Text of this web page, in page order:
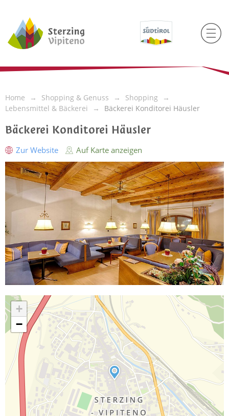
Home Shopping & Genuss
Shopping
Lebensmittel & Bäckerei
Bäckerei Konditorei Häusler
Bäckerei Konditorei Häusler
Zur Website Auf Karte anzeigen
+
−